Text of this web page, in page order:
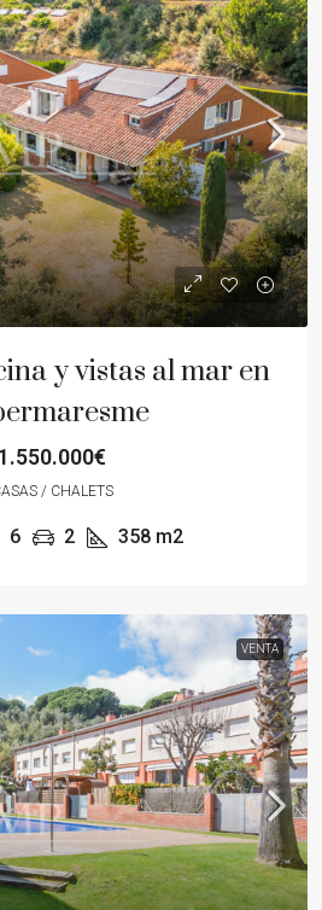
y vistas al mar en
1.550.000€
/ CHALETS
6 2 358 m2
VENTA